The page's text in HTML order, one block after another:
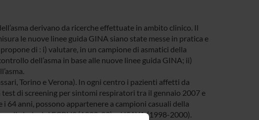
derivano da ricerche effettuate in ambito clinico. Il
le nuove linee guida GINA siano state messe in pratica e
di : i) valutare, in un campione di asmatici della
dell’asma in base alle nuove linee guida GINA; ii)
Torino e Verona). In ogni centro i pazienti affetti da
di screening per sintomi respiratori tra il gennaio 2007 e
i 64 anni, possono appartenere a campioni casuali della
indagini ECRHS (1992-93) ed ISAYA (1998-2000).